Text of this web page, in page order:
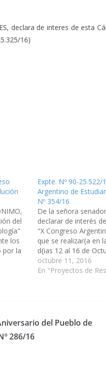
declara de interes de esta
16)
del
los
por la
Expte. Nº 90-
Argentino de
Nº 354/16
De la señora
declarar de interés
"X Congreso
que se realizar{a en
d{ias 12 al 16 de
Asociación
de Salta…
octubre 11, 2016
En "Proyectos de
del Pueblo de
286/16